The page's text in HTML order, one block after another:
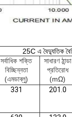
25C এ বৈদ্যুতিক
সর্বাধিক শক্তি
বিচ্ছিন্নতা
(এমডাব্লু)
সাধারণ ঠান্ডা
প্রতিরোধ
(mΩ)
331 201.0